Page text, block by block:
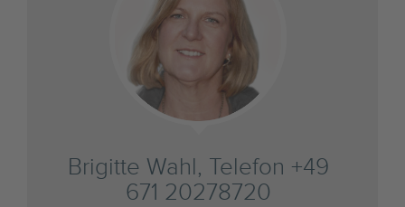
Brigitte Wahl, Telefon +49
671 20278720